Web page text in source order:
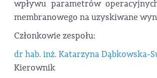
wpływu parametrów
membranowego na uzyskiwane
Członkowie zespołu:
dr hab. inż. Katarzyna Dąbkowska-
Kierownik